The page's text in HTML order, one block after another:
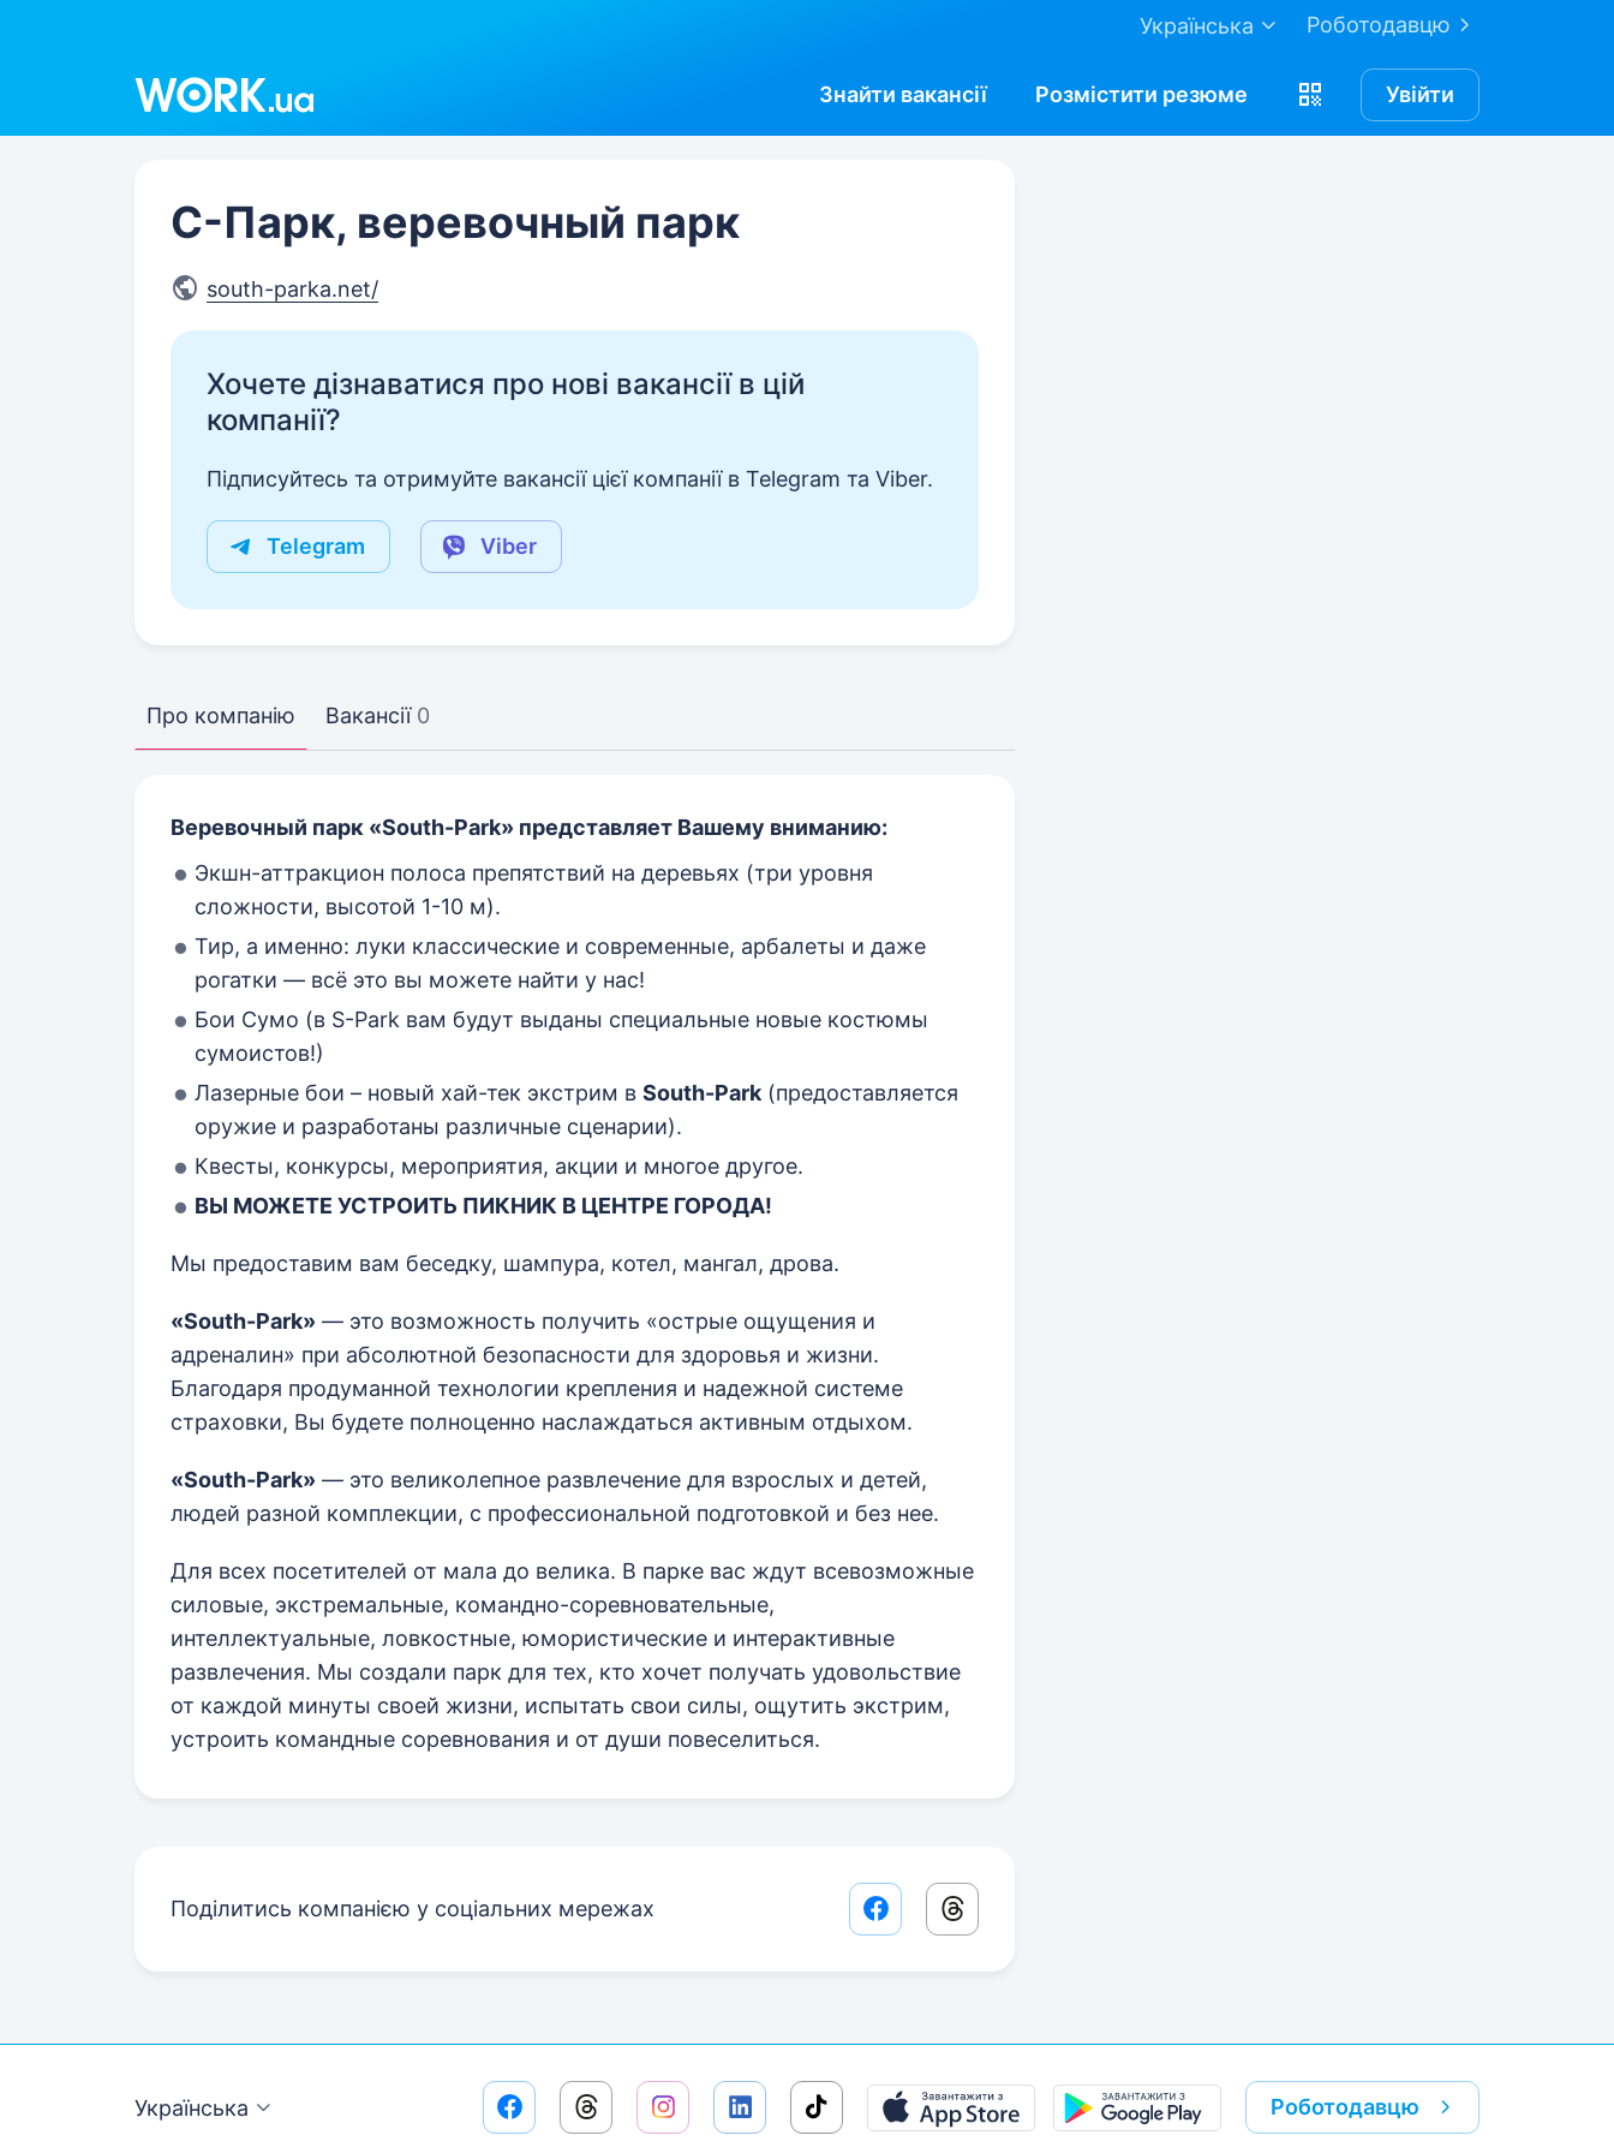
Роботодавцю
Українська
Знайти вакансії Розмістити резюме Увійти
С-Парк, веревочный парк
south-parka.net/
Хочете дізнаватися про нові вакансії в цій
компанії?
Підписуйтесь та отримуйте вакансії цієї компанії в Telegram та Viber.
Telegram Viber
Про компанію Вакансії 0
Веревочный парк «South-Park» представляет Вашему вниманию:
Экшн-аттракцион полоса препятствий на деревьях (три уровня
сложности, высотой 1-10 м).
Тир, а именно: луки классические и современные, арбалеты и даже
рогатки — всё это вы можете найти у нас!
Бои Сумо (в S-Park вам будут выданы специальные новые костюмы
сумоистов!)
Лазерные бои – новый хай-тек экстрим в South-Park (предоставляется
оружие и разработаны различные сценарии).
Квесты, конкурсы, мероприятия, акции и многое другое.
ВЫ МОЖЕТЕ УСТРОИТЬ ПИКНИК В ЦЕНТРЕ ГОРОДА!
Мы предоставим вам беседку, шампура, котел, мангал, дрова.
«South-Park» — это возможность получить «острые ощущения и
адреналин» при абсолютной безопасности для здоровья и жизни.
Благодаря продуманной технологии крепления и надежной системе
страховки, Вы будете полноценно наслаждаться активным отдыхом.
«South-Park» — это великолепное развлечение для взрослых и детей,
людей разной комплекции, с профессиональной подготовкой и без нее.
Для всех посетителей от мала до велика. В парке вас ждут всевозможные
силовые, экстремальные, командно-соревновательные,
интеллектуальные, ловкостные, юмористические и интерактивные
развлечения. Мы создали парк для тех, кто хочет получать удовольствие
от каждой минуты своей жизни, испытать свои силы, ощутить экстрим,
устроить командные соревнования и от души повеселиться.
Поділитись компанією у соціальних мережах Facebook share link
Threads share link
Українська Роботодавцю